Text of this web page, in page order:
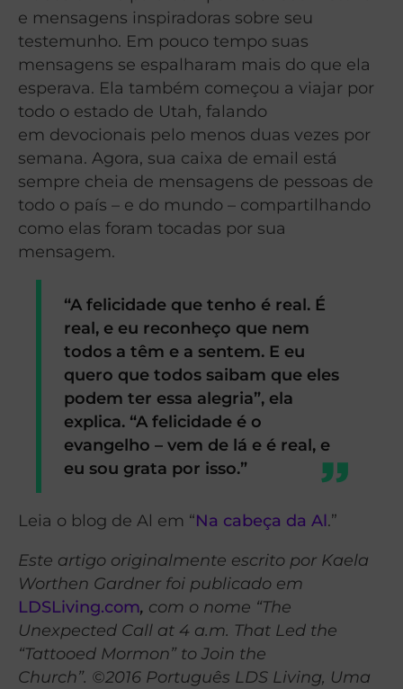
e mensagens inspiradoras sobre seu
testemunho. Em pouco tempo suas
mensagens se espalharam mais do que ela
esperava. Ela também começou a viajar por
todo o estado de Utah, falando
em devocionais pelo menos duas vezes por
semana. Agora, sua caixa de email está
sempre cheia de mensagens de pessoas de
todo o país – e do mundo – compartilhando
como elas foram tocadas por sua
mensagem.
“A felicidade que tenho é real. É
real, e eu reconheço que nem
todos a têm e a sentem. E eu
quero que todos saibam que eles
podem ter essa alegria”, ela
explica. “A felicidade é o
evangelho – vem de lá e é real, e
eu sou grata por isso.”
Leia o blog de Al em “Na cabeça da Al.”
Este artigo originalmente escrito por Kaela
Worthen Gardner foi publicado em
LDSLiving.com, com o nome “The
Unexpected Call at 4 a.m. That Led the
“Tattooed Mormon” to Join the
Church”. ©2016 Português LDS Living, Uma